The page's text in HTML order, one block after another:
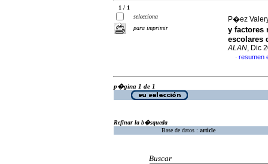
1 / 1
selecciona
para imprimir
P�ez
y factores
escolares
ALAN, Dic
· resumen
p�gina 1 de 1
Refinar la b�squeda
Base de datos : article
Buscar